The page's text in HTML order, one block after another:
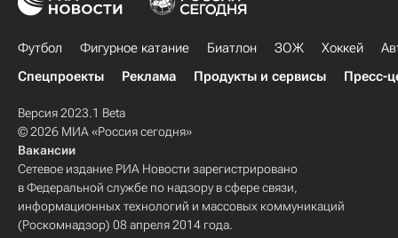
Футбол Фигурное катание Биатлон ЗОЖ Хоккей
Спецпроекты
Реклама Продукты и сервисы Пресс-
Версия 2023.1 Beta
© 2026 МИА «Россия сегодня»
Вакансии
Сетевое издание РИА Новости зарегистрировано
в Федеральной службе по надзору в сфере связи,
информационных технологий и массовых коммуникаций
(Роскомнадзор) 08 апреля 2014 года.